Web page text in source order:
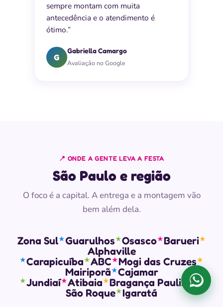
sempre montam com muita
antecedência e o atendimento é
ótimo.”
G
Gabriella Camargo
Avaliação no Google
📍 ONDE A GENTE LEVA A FESTA
São Paulo e região
O foco é a capital. A entrega e a montagem vão
bem além dela.
Zona Sul★Guarulhos★Osasco★Barueri★
Alphaville
★Carapicuíba★ABC★Mogi das Cruzes★
Mairiporã★Cajamar
★Jundiaí★Atibaia★Bragança Paulista★
São Roque★Igaratá
Falar